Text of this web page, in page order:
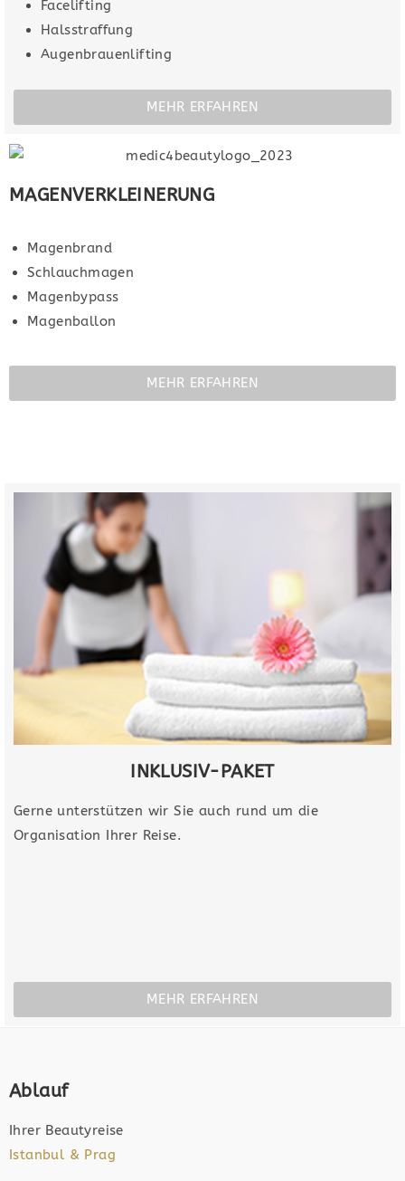
Facelifting
Halsstraffung
Augenbrauenlifting
MEHR ERFAHREN
MAGENVERKLEINERUNG
Magenbrand
Schlauchmagen
Magenbypass
Magenballon
MEHR ERFAHREN
INKLUSIV-PAKET​
Gerne unterstützen wir Sie auch rund um die
Organisation Ihrer Reise.
MEHR ERFAHREN
Ablauf
Ihrer Beautyreise
Istanbul & Prag